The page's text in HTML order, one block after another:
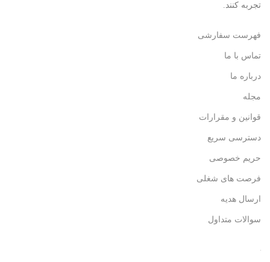
تجربه کنند.
فهرست سفارشی
تماس با ما
درباره ما
مجله
قوانین و مقرارات
دسترسی سریع
حریم خصوصی
فرصت های شغلی
ارسال هدیه
سوالات متداول